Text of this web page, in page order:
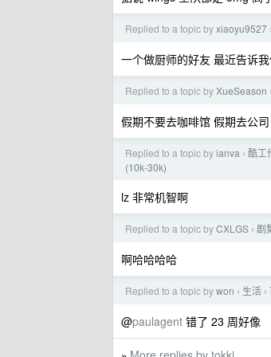
Replied to a topic byxiaoyu9527 ›
一个做厨师的好友 最近告诉
Replied to a topic byXueSeason ›
假期不要去咖啡馆 假期去公
Replied to a topic byianva › 酷工
(10k-30k)
lz 非常机智啊
Replied to a topic byCXLGS › 剧
啊哈哈哈哈
Replied to a topic bywon › 生活 ›
@paulagent 错了 23 周好像